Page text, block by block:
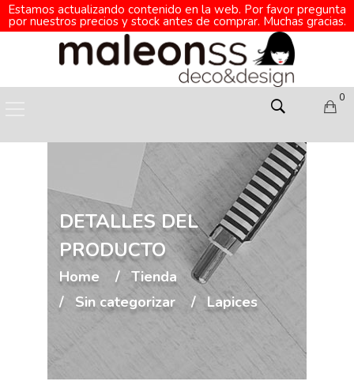
Estamos actualizando contenido en la web. Por favor pregunta
por nuestros precios y stock antes de comprar. Muchas gracias.
0
DETALLES DEL
PRODUCTO
Home
Tienda
Sin categorizar
Lapices